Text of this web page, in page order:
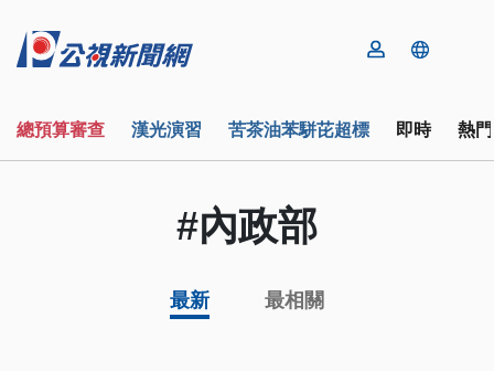
總預算審查 漢光演習 苦茶油苯駢芘超標 即時 熱
#內政部
最新 最相關